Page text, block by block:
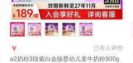
已有人评价
￥
a2奶粉3段紫白金版婴幼儿童牛奶粉900g